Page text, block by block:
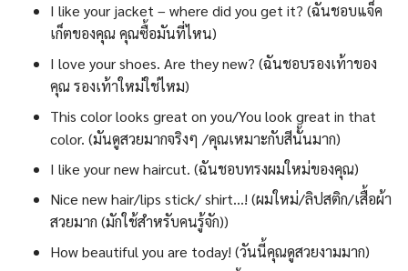
I like your jacket – where did you get it? (ฉันชอบแจ็ค
เก็ตของคุณ คุณซื้อมันที่ไหน)
I love your shoes. Are they new? (ฉันชอบรองเท้าของ
คุณ รองเท้าใหม่ใช่ไหม)
This color looks great on you/You look great in that
color. (มันดูสวยมากจริงๆ /คุณเหมาะกับสีนั้นมาก)
I like your new haircut. (ฉันชอบทรงผมใหม่ของคุณ)
Nice new hair/lips stick/ shirt…! (ผมใหม่/ลิปสติก/เสื้อผ้า
สวยมาก (มักใช้สำหรับคนรู้จัก))
How beautiful you are today! (วันนี้คุณดูสวยงามมาก)